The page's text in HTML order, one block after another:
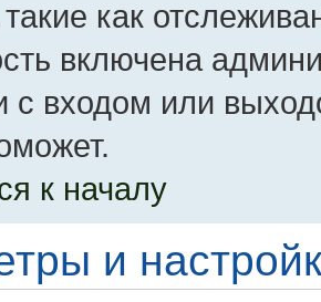
как
включена
с входом или
к началу
и